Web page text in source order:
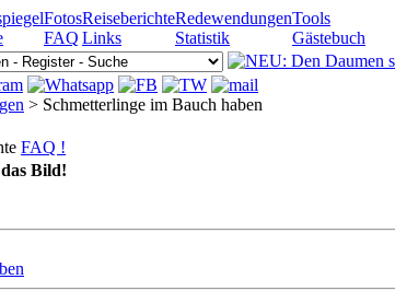
FotosReiseberichteRedewendungenTools
FAQ Links Statistik Gästebuch
> Schmetterlinge im Bauch haben
FAQ !
Bild!